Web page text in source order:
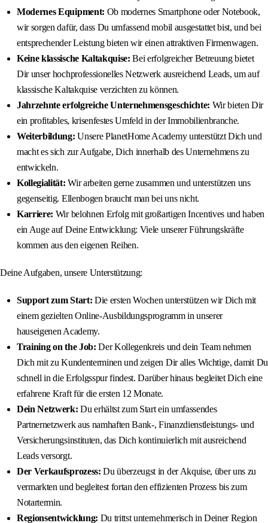
Modernes Equipment: Ob modernes Smartphone oder Notebook,
wir sorgen dafür, dass Du umfassend mobil ausgestattet bist, und bei
entsprechender Leistung bieten wir einen attraktiven Firmenwagen.
Keine klassische Kaltakquise: Bei erfolgreicher Betreuung bietet
Dir unser hochprofessionelles Netzwerk ausreichend Leads, um auf
klassische Kaltakquise verzichten zu können.
Jahrzehnte erfolgreiche Unternehmensgeschichte: Wir bieten Dir
ein profitables, krisenfestes Umfeld in der Immobilienbranche.
Weiterbildung: Unsere PlanetHome Academy unterstützt Dich und
macht es sich zur Aufgabe, Dich innerhalb des Unternehmens zu
entwickeln.
Kollegialität: Wir arbeiten gerne zusammen und unterstützen uns
gegenseitig. Ellenbogen braucht man bei uns nicht.
Karriere: Wir belohnen Erfolg mit großartigen Incentives und haben
ein Auge auf Deine Entwicklung: Viele unserer Führungskräfte
kommen aus den eigenen Reihen.
Deine Aufgaben, unsere Unterstützung:
Support zum Start: Die ersten Wochen unterstützen wir Dich mit
einem gezielten Online-Ausbildungsprogramm in unserer
hauseigenen Academy.
Training on the Job: Der Kollegenkreis und dein Team nehmen
Dich mit zu Kundenterminen und zeigen Dir alles Wichtige, damit Du
schnell in die Erfolgsspur findest. Darüber hinaus begleitet Dich eine
erfahrene Kraft für die ersten 12 Monate.
Dein Netzwerk: Du erhältst zum Start ein umfassendes
Partnernetzwerk aus namhaften Bank-, Finanzdienstleistungs- und
Versicherungsinstituten, das Dich kontinuierlich mit ausreichend
Leads versorgt.
Der Verkaufsprozess: Du überzeugst in der Akquise, über uns zu
vermarkten und begleitest fortan den effizienten Prozess bis zum
Notartermin.
Regionsentwicklung: Du trittst unternehmerisch in Deiner Region